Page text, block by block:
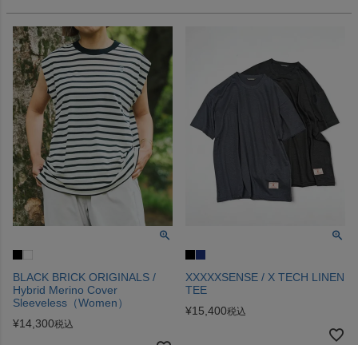
BLACK BRICK ORIGINALS /
Hybrid Merino Cover
Sleeveless（Women）
¥14,300税込
XXXXXSENSE / X TECH LINEN
TEE
¥15,400税込